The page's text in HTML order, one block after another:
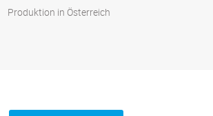
Produktion in Österreich